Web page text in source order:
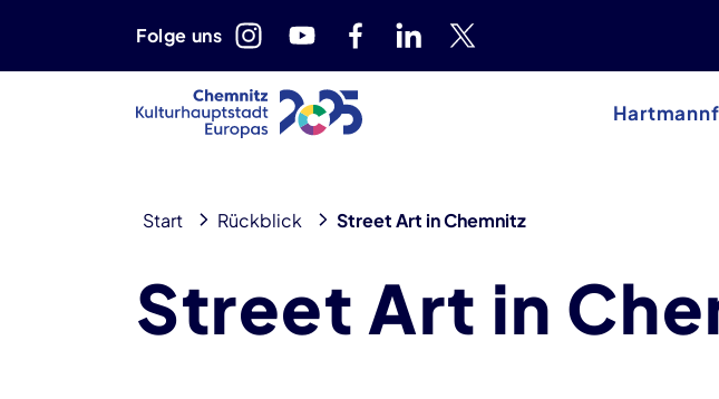
Folge uns
Start Rückblick Street Art in Chemnitz
Street Art in